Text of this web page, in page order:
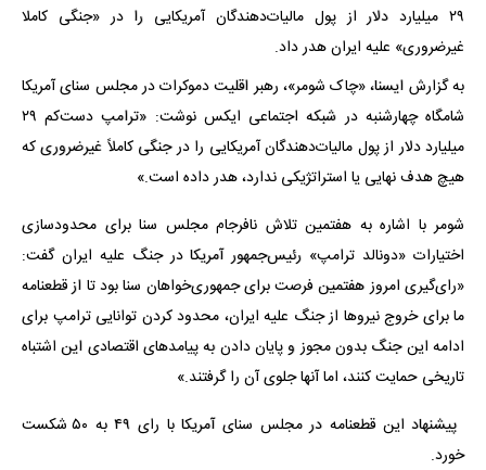
۲۹ میلیارد دلار از پول مالیات‌دهندگان آمریکایی را در «جنگی کاملا
غیرضروری» علیه ایران هدر داد.
به گزارش ایسنا، «چاک شومر»، رهبر اقلیت دموکرات در مجلس سنای آمریکا
شامگاه چهارشنبه در شبکه اجتماعی ایکس نوشت: «ترامپ دست‌کم ۲۹
میلیارد دلار از پول مالیات‌دهندگان آمریکایی را در جنگی کاملاً غیرضروری که
هیچ هدف نهایی یا استراتژیکی ندارد، هدر داده است.»
شومر با اشاره به هفتمین تلاش نافرجام مجلس سنا برای محدودسازی
اختیارات «دونالد ترامپ» رئیس‌جمهور آمریکا در جنگ علیه ایران گفت:
«رای‌گیری امروز هفتمین فرصت برای جمهوری‌خواهان سنا بود تا از قطعنامه
ما برای خروج نیروها از جنگ علیه ایران، محدود کردن توانایی ترامپ برای
ادامه این جنگ بدون مجوز و پایان دادن به پیامدهای اقتصادی این اشتباه
تاریخی حمایت کنند، اما آنها جلوی آن را گرفتند.»
پیشنهاد این قطعنامه در مجلس سنای آمریکا با رای ۴۹ به ۵۰ شکست
خورد.